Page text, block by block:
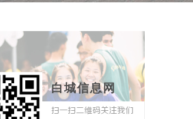
白城信息网
扫一扫二维码关注我们